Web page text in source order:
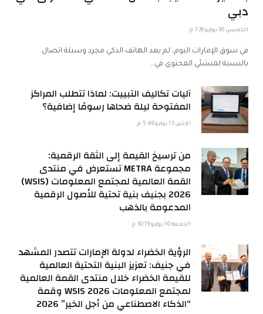
دبي
الخميس 30 يوليو 7:26 م
في سوق الإمارات اليوم، لم يعد الهاتف الذكي مجرد وسيلة اتصال.
بالنسبة لمنشئي المحتوى في…
آليات تكاليف التبييت: لماذا تتطلب المراكز
المفتوحة ليلة ضحاها رسومًا إضافية؟
الإثنين 13 يوليو 5:49 م
من ترسيخ القيمة إلى الثقة الرقمية:
مجموعة METRA تستعرض في منتدى
القمة العالمية لمجتمع المعلومات (WSIS)
2026 بجنيف بنية تحتية للأصول الرقمية
المدعومة بالذهب
الجمعة 10 يوليو 10:19 م
الرؤية الخضراء لدولة الإمارات تتصدر المشهد
في جنيف: تعزيز البنية التحتية العالمية
للقيمة الخضراء خلال منتدى القمة العالمية
لمجتمع المعلومات WSIS 2026 وقمة
“الذكاء الاصطناعي من أجل الخير” 2026